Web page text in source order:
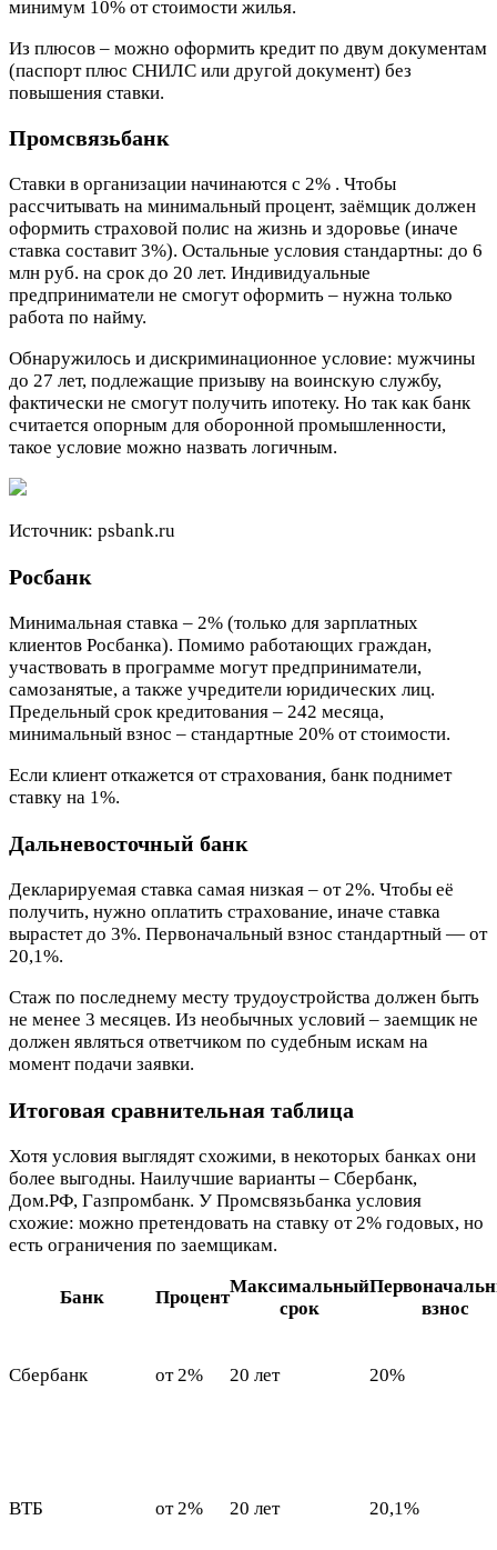
минимум 10% от стоимости жилья.
Из плюсов – можно оформить кредит по двум документам
(паспорт плюс СНИЛС или другой документ) без
повышения ставки.
Промсвязьбанк
Ставки в организации начинаются с 2% . Чтобы
рассчитывать на минимальный процент, заёмщик должен
оформить страховой полис на жизнь и здоровье (иначе
ставка составит 3%). Остальные условия стандартны: до 6
млн руб. на срок до 20 лет. Индивидуальные
предприниматели не смогут оформить – нужна только
работа по найму.
Обнаружилось и дискриминационное условие: мужчины
до 27 лет, подлежащие призыву на воинскую службу,
фактически не смогут получить ипотеку. Но так как банк
считается опорным для оборонной промышленности,
такое условие можно назвать логичным.
Источник: psbank.ru
Росбанк
Минимальная ставка – 2% (только для зарплатных
клиентов Росбанка). Помимо работающих граждан,
участвовать в программе могут предприниматели,
самозанятые, а также учредители юридических лиц.
Предельный срок кредитования – 242 месяца,
минимальный взнос – стандартные 20% от стоимости.
Если клиент откажется от страхования, банк поднимет
ставку на 1%.
Дальневосточный банк
Декларируемая ставка самая низкая – от 2%. Чтобы её
получить, нужно оплатить страхование, иначе ставка
вырастет до 3%. Первоначальный взнос стандартный — от
20,1%.
Стаж по последнему месту трудоустройства должен быть
не менее 3 месяцев. Из необычных условий – заемщик не
должен являться ответчиком по судебным искам на
момент подачи заявки.
Итоговая сравнительная таблица
Хотя условия выглядят схожими, в некоторых банках они
более выгодны. Наилучшие варианты – Сбербанк,
Дом.РФ, Газпромбанк. У Промсвязьбанка условия
схожие: можно претендовать на ставку от 2% годовых, но
есть ограничения по заемщикам.
Банк Процент
Максимальный
срок
взнос
Сбербанк от 2% 20 лет 20%
ВТБ от 2% 20 лет 20,1%